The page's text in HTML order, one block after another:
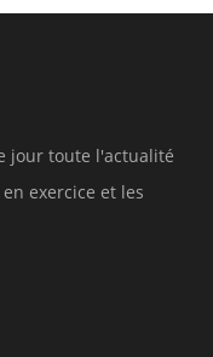
jour toute l'actualité
exercice et les